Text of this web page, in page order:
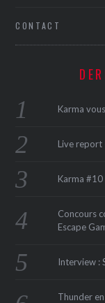
CONTACT
Karma
Live report
Karma #10
Concours
Escape
Interview :
Thunder